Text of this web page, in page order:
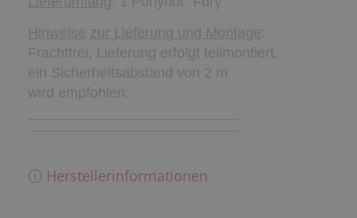
Hinweise zur Lieferung und Montage:
Frachtfrei, Lieferung erfolgt teilmontiert,
ein Sicherheitsabstand von 2 m
wird empfohlen.
ⓘ Herstellerinformationen